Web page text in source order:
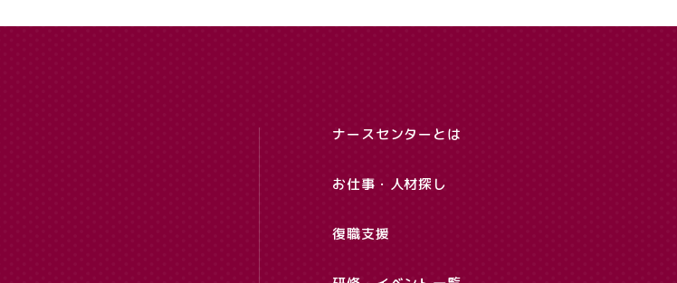
ナースセンターとは
お仕事・人材探し
復職支援